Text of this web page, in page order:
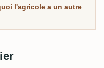
l'agricole a un autre